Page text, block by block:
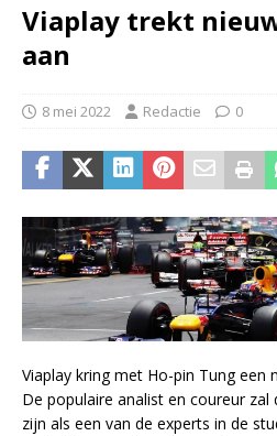
Viaplay trekt
aan
8 mei 2022 Redactie 0
Viaplay kring met Ho-pin Tung een
De populaire analist en coureur zal
zijn als een van de experts in de